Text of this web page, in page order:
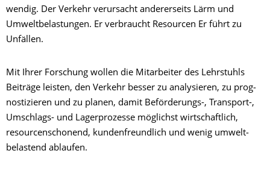
wendig. Der Verkehr verursacht anderer­seits Lärm und
Umweltbelastungen. Er verbraucht Resourcen Er führt zu
Unfällen.
Mit Ihrer Forschung wollen die Mitarbeiter des Lehrstuhls
Beiträge leisten, den Verkehr besser zu analysieren, zu prog­
nos­tizieren und zu planen, damit Beförderungs-, Transport-,
Umschlags- und Lager­prozesse möglichst wirt­schaft­lich,
resourcen­schonend, kunden­freund­lich und wenig umwelt­
belastend ablaufen.